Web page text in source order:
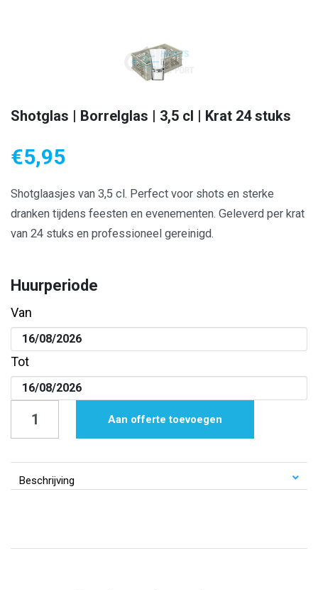
Shotglas | Borrelglas | 3,5 cl | Krat 24 stuks
€5,95
Shotglaasjes van 3,5 cl. Perfect voor shots en sterke
dranken tijdens feesten en evenementen. Geleverd per krat
van 24 stuks en professioneel gereinigd.
Huurperiode
Van
Tot
3,5
Aan offerte toevoegen
Beschrijving